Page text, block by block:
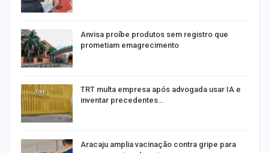
Anvisa proíbe produtos sem registro que
prometiam emagrecimento
TRT multa empresa após advogada usar IA e
inventar precedentes…
Aracaju amplia vacinação contra gripe para